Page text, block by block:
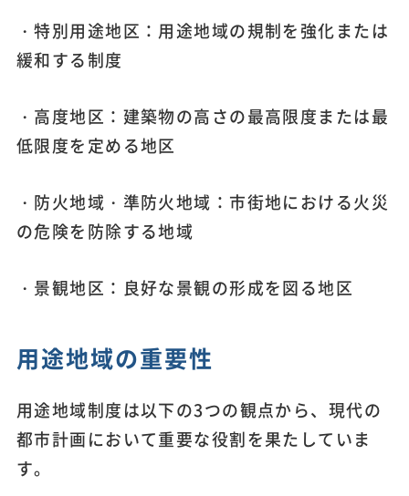
・特別用途地区：用途地域の規制を強化または
緩和する制度
・高度地区：建築物の高さの最高限度または最
低限度を定める地区
・防火地域・準防火地域：市街地における火災
の危険を防除する地域
・景観地区：良好な景観の形成を図る地区
用途地域の重要性
用途地域制度は以下の3つの観点から、現代の
都市計画において重要な役割を果たしていま
す。